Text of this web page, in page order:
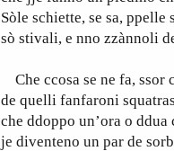
Sòle schiette, se sa, ppelle
sò stivali, e nno zzànnoli
Che ccosa se ne fa, ssor
de quelli fanfaroni
che ddoppo un’ora o ddua
je diventeno un par de